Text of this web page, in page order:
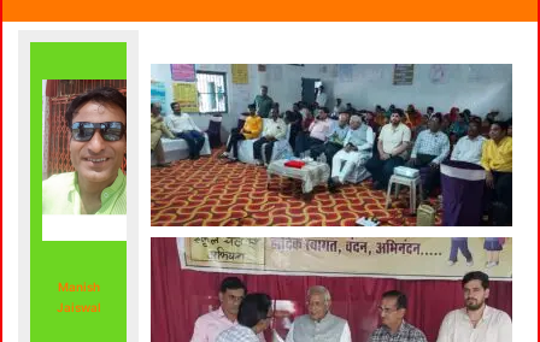
Manish
Jaiswal